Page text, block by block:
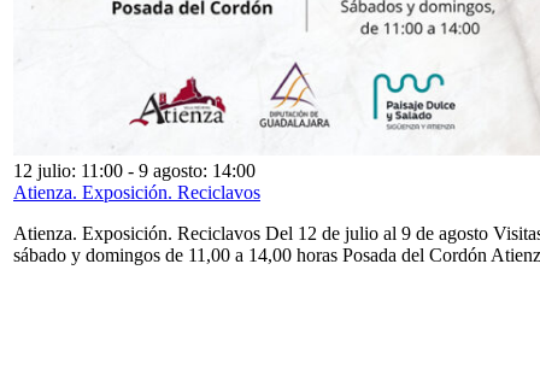
12 julio: 11:00 - 9 agosto: 14:00
Atienza. Exposición. Reciclavos
Atienza. Exposición. Reciclavos Del 12 de julio al 9 de agosto
sábado y domingos de 11,00 a 14,00 horas Posada del Cordón